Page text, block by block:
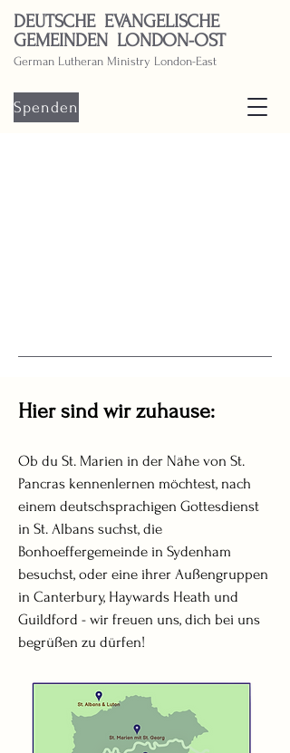
DEUTSCHE EVANGELISCHE
GEMEINDEN LONDON-OST
German Lutheran Ministry London-East
Spenden
Hier sind wir zuhause:
Ob du St. Marien in der Nähe von St.
Pancras kennenlernen möchtest, nach
einem deutschsprachigen Gottesdienst
in St. Albans suchst, die
Bonhoeffergemeinde in Sydenham
besuchst, oder eine ihrer Außengruppen
in Canterbury, Haywards Heath und
Guildford - wir freuen uns, dich bei uns
begrüßen zu dürfen!